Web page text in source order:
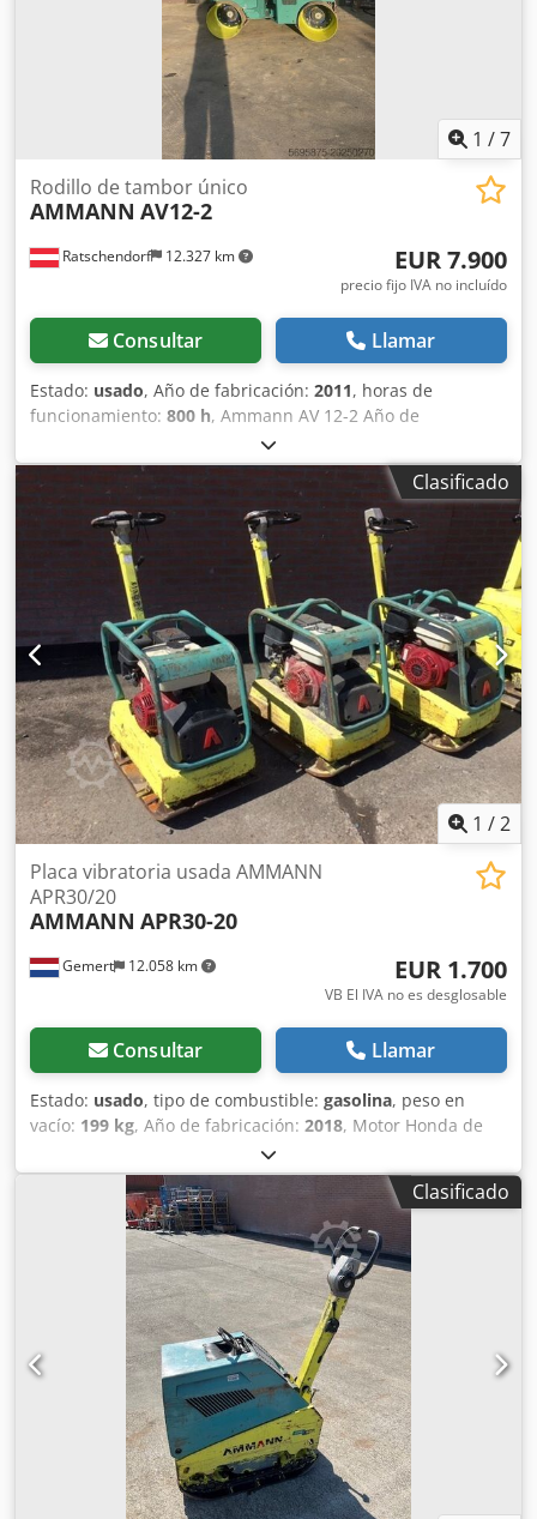
haya errores en el texto o en los datos indicados. No
asumimos responsabilidad por errores, modificaciones o
ventas intermedias. Toda la información se proporciona
sin garantía. Por favor, contáctenos para verificar los
detalles o resolver cualquier duda.
1 /7
Ratschendorf 12.327 km
Rodillo de tambor único
AMMANN AV12-2
EUR 7.900
precio fijo IVA no incluído
Consultar Llamar
Estado: usado, Año de fabricación: 2011, horas de
funcionamiento: 800 h, Ammann AV 12-2 Año de
fabricación: 2011 Aprox. 800 horas de uso Servicio recién
hecho En muy buen estado ¡Envío posible a todo el mundo!
Dwjdjxl Uy Tspfx Am Roa
Clasificado
1 /2
Gemert 12.058 km
Placa vibratoria usada AMMANN
APR30/20
AMMANN APR30-20
EUR 1.700
VB El IVA no es desglosable
Consultar Llamar
Estado: usado, tipo de combustible: gasolina, peso en
vacío: 199 kg, Año de fabricación: 2018, Motor Honda de
gasolina. Arranque manual. Peso: 199 kg Fuerza de
impacto: 30 kN Dedpfx Ajxw H Hvom Rowa Ancho de la
placa: 50 cm Movimiento hacia adelante/hacia atrás.
Precio: 1.700 €, sin IVA. ¡Disponibles varias unidades en
Clasificado